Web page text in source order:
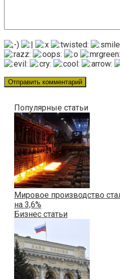
Популярные статьи
Мировое производство
на 3,6%
Бизнес статьи